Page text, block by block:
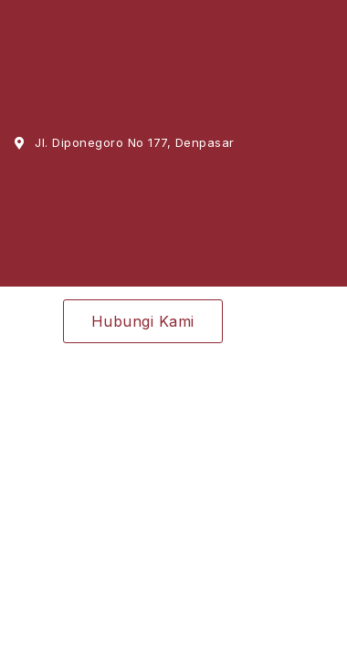
Jl. Diponegoro No 177, Denpasar
Hubungi Kami